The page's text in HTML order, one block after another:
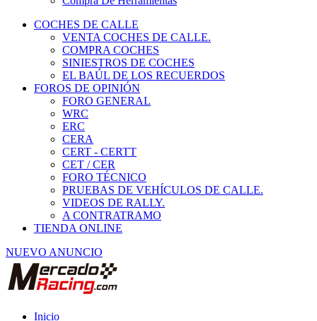
COCHES DE CALLE
VENTA COCHES DE CALLE.
COMPRA COCHES
SINIESTROS DE COCHES
EL BAÚL DE LOS RECUERDOS
FOROS DE OPINIÓN
FORO GENERAL
WRC
ERC
CERA
CERT - CERTT
CET / CER
FORO TÉCNICO
PRUEBAS DE VEHÍCULOS DE CALLE.
VIDEOS DE RALLY.
A CONTRATRAMO
TIENDA ONLINE
NUEVO ANUNCIO
Vehículos de Competición